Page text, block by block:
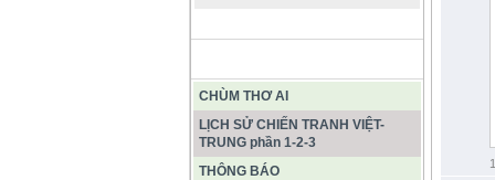
CHÙM THƠ AI
LỊCH SỬ CHIẾN TRANH VIỆT-
TRUNG phần 1-2-3
THÔNG BÁO